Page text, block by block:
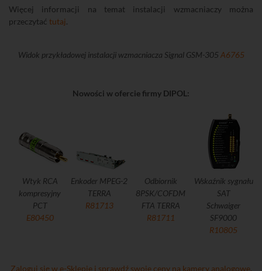
Więcej informacji na temat instalacji wzmacniaczy można
przeczytać tutaj.
Widok przykładowej instalacji wzmacniacza Signal GSM-305 A6765
Nowości w ofercie firmy DIPOL:
Wtyk RCA
kompresyjny
PCT
E80450
Enkoder MPEG-2
TERRA
R81713
Odbiornik
8PSK/COFDM
FTA TERRA
R81711
Wskaźnik sygnału
SAT
Schwaiger
SF9000
R10805
Zaloguj się w e-Sklepie i sprawdź swoje ceny na kamery analogowe.